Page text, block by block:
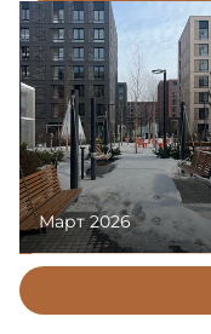
Март 2026